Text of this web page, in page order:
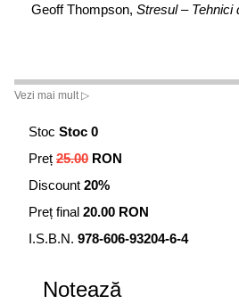
Geoff Thompson, Stresul – Tehnici
Vezi mai mult ▷
Stoc Stoc 0
Preț 25.00 RON
Discount 20%
Preț final 20.00 RON
I.S.B.N. 978-606-93204-6-4
Notează